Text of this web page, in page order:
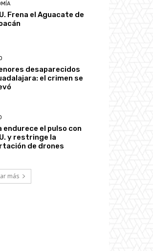
Frena el Aguacate de
desaparecidos
el crimen se
endurece el pulso con
y restringe la
de drones
más